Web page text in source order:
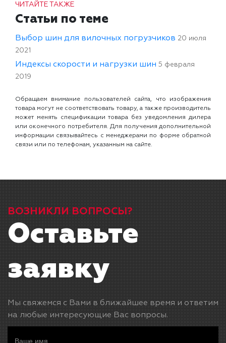
ЧИТАЙТЕ ТАКЖЕ
Статьи по теме
Выбор шин для вилочных погрузчиков 20 июля
2021
Индексы скорости и нагрузки шин 5 февраля
2019
Обращаем внимание пользователей сайта, что изображения
товара могут не соответствовать товару, а также производитель
может менять спецификации товара без уведомления дилера
или оконечного потребителя. Для получения дополнительной
информации связывайтесь с менеджерами по форме обратной
связи или по телефонам, указанным на сайте.
ВОЗНИКЛИ ВОПРОСЫ?
Оставьте
заявку
Мы свяжемся с Вами в ближайшее время и ответим
на любые интересующие Вас вопросы.